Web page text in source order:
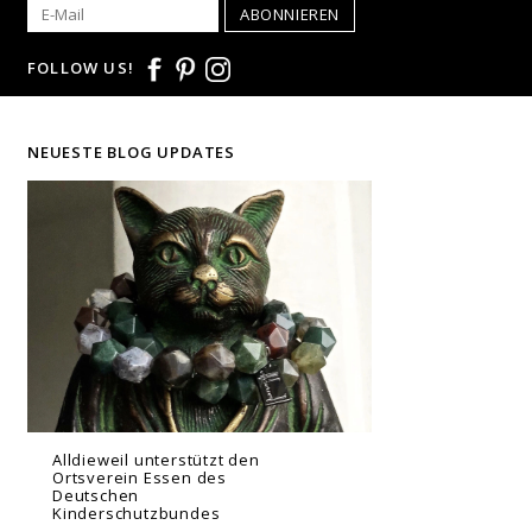
ABONNIEREN
FOLLOW US!
NEUESTE BLOG UPDATES
Alldieweil unterstützt den
Ortsverein Essen des
Deutschen
Kinderschutzbundes